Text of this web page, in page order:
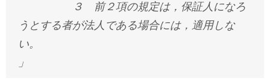
３ 前２項の規定は，保証人になろ
うとする者が法人である場合には，適用しな
い。
」